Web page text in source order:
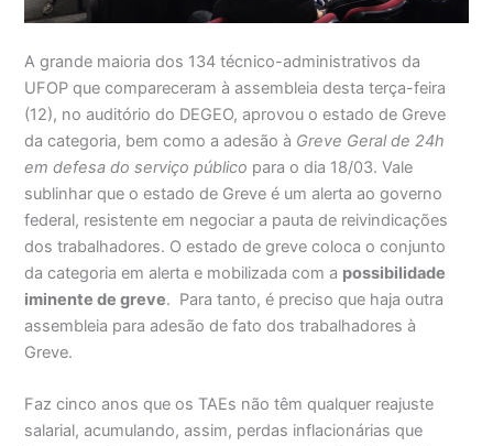
A grande maioria dos 134 técnico-administrativos da
UFOP que compareceram à assembleia desta terça-feira
(12), no auditório do DEGEO, aprovou o estado de Greve
da categoria, bem como a adesão à Greve Geral de 24h
em defesa do serviço público para o dia 18/03.Vale
sublinhar que o estado de Greve é um alerta ao governo
federal, resistente em negociar a pauta de reivindicações
dos trabalhadores. O estado de greve coloca o conjunto
da categoria em alerta e mobilizada com a possibilidade
iminente de greve. Para tanto, é preciso que haja outra
assembleia para adesão de fato dos trabalhadores à
Greve.
Faz cinco anos que os TAEs não têm qualquer reajuste
salarial, acumulando, assim, perdas inflacionárias que